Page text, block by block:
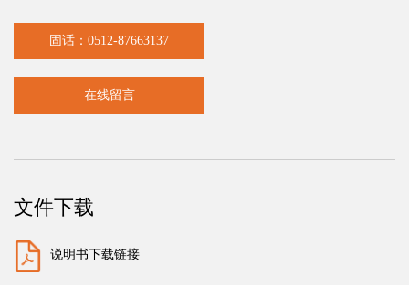
固话：0512-87663137
在线留言
文件下载
说明书下载链接